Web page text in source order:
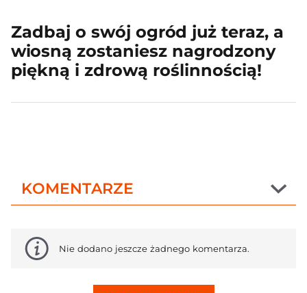
Zadbaj o swój ogród już teraz, a
wiosną zostaniesz nagrodzony
piękną i zdrową roślinnością!
KOMENTARZE
Nie dodano jeszcze żadnego komentarza.